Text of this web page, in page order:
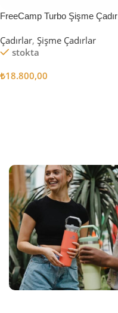
FreeCamp Turbo Şişme Çadır
Çadırlar, Şişme Çadırlar
stokta
₺18.800,00